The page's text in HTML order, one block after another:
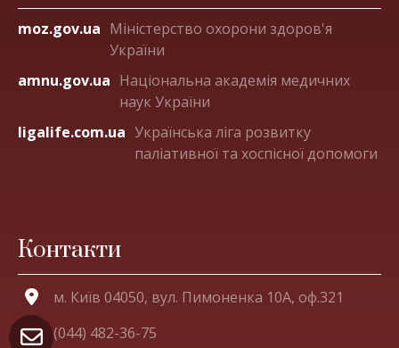
moz.gov.ua Міністерство охорони здоров'я
України
amnu.gov.ua Національна академія медичних
наук України
ligalife.com.ua Українська ліга розвитку
паліативної та хоспісної допомоги
Контакти
м. Київ 04050, вул. Пимоненка 10А, оф.321
(044) 482-36-75